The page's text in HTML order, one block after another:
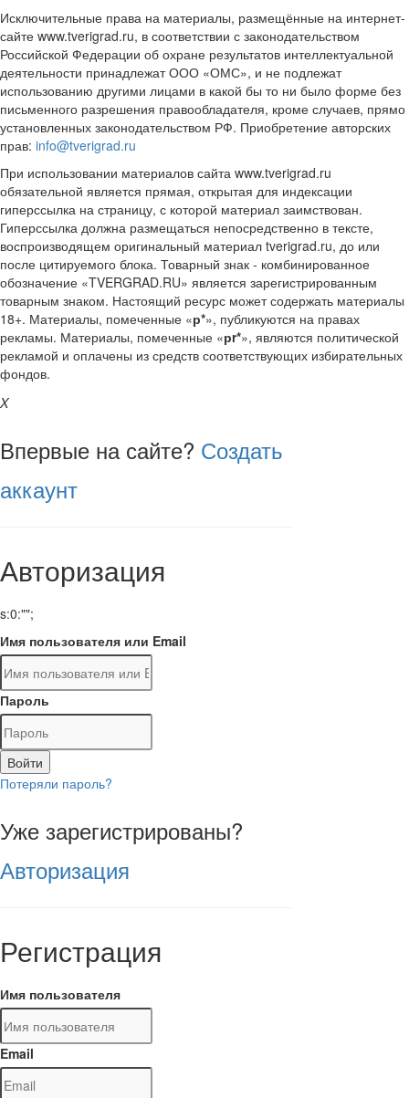
Исключительные права на материалы, размещённые на интернет-
сайте www.tverigrad.ru, в соответствии с законодательством
Российской Федерации об охране результатов интеллектуальной
деятельности принадлежат ООО «ОМС», и не подлежат
использованию другими лицами в какой бы то ни было форме без
письменного разрешения правообладателя, кроме случаев, прямо
установленных законодательством РФ. Приобретение авторских
прав: info@tverigrad.ru
При использовании материалов сайта www.tverigrad.ru
обязательной является прямая, открытая для индексации
гиперссылка на страницу, с которой материал заимствован.
Гиперссылка должна размещаться непосредственно в тексте,
воспроизводящем оригинальный материал tverigrad.ru, до или
после цитируемого блока. Товарный знак - комбинированное
обозначение «TVERGRAD.RU» является зарегистрированным
товарным знаком. Настоящий ресурс может содержать материалы
18+. Материалы, помеченные «р*», публикуются на правах
рекламы. Материалы, помеченные «рr*», являются политической
рекламой и оплачены из средств соответствующих избирательных
фондов.
X
Впервые на сайте? Создать
аккаунт
Авторизация
s:0:"";
Имя пользователя или Email
Пароль
Войти
Потеряли пароль?
Уже зарегистрированы?
Авторизация
Регистрация
Имя пользователя
Email